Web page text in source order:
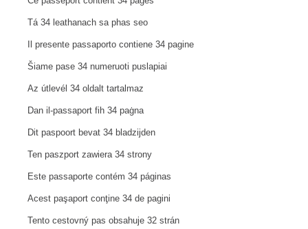
Tá 34 leathanach sa phas seo
Il presente passaporto contiene 34 pagine
Šiame pase 34 numeruoti puslapiai
Az útlevél 34 oldalt tartalmaz
Dan il-passaport fih 34 paġna
Dit paspoort bevat 34 bladzijden
Ten paszport zawiera 34 strony
Este passaporte contém 34 páginas
Acest paşaport conţine 34 de pagini
Tento cestovný pas obsahuje 32 strán